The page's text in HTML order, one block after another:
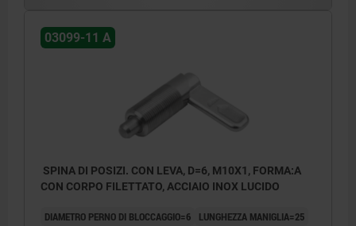
03099-11 A
SPINA DI POSIZI. CON LEVA, D=6, M10X1, FORMA:A
CON CORPO FILETTATO, ACCIAIO INOX LUCIDO
DIAMETRO PERNO DI BLOCCAGGIO=6
LUNGHEZZA MANIGLIA=25